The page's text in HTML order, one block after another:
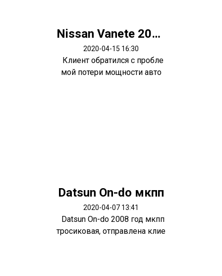
Nissan Vanete 2003 мотор R2
2020-04-15 16:30
Клиент обратился с пробле
мой потери мощности авто
Datsun On-do мкпп
2020-04-07 13:41
Datsun On-do 2008 год мкпп
тросиковая, отправлена клие